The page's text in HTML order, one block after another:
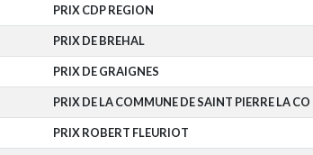
PRIX CDP REGION
PRIX DE BREHAL
PRIX DE GRAIGNES
PRIX DE LA COMMUNE DE SAINT PIERRE LA CO
PRIX ROBERT FLEURIOT